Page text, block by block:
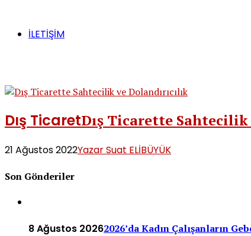
İLETİŞİM
Dış TicaretDış Ticarette Sahtecilik
21 Ağustos 2022Yazar Suat ELİBÜYÜK
Son Gönderiler
8 Ağustos 20262026’da Kadın Çalışanların